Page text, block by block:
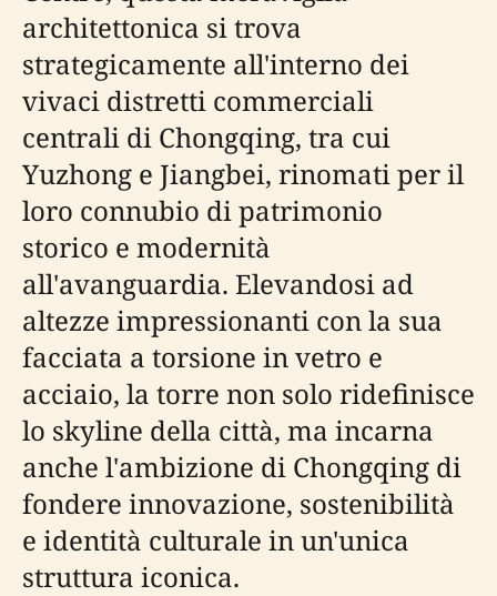
architettonica si trova
strategicamente all'interno dei
vivaci distretti commerciali
centrali di Chongqing, tra cui
Yuzhong e Jiangbei, rinomati per il
loro connubio di patrimonio
storico e modernità
all'avanguardia. Elevandosi ad
altezze impressionanti con la sua
facciata a torsione in vetro e
acciaio, la torre non solo ridefinisce
lo skyline della città, ma incarna
anche l'ambizione di Chongqing di
fondere innovazione, sostenibilità
e identità culturale in un'unica
struttura iconica.